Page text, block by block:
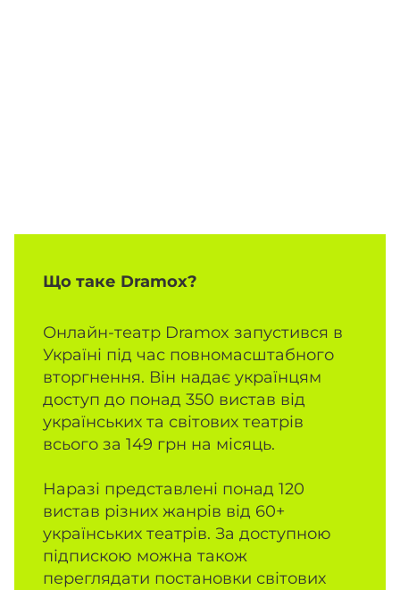
Що таке Dramox?
Онлайн-театр Dramox запустився в
Україні під час повномасштабного
вторгнення. Він надає українцям
доступ до понад 350 вистав від
українських та світових театрів
всього за 149 грн на місяць.
Наразі представлені понад 120
вистав різних жанрів від 60+
українських театрів. За доступною
підпискою можна також
переглядати постановки світових